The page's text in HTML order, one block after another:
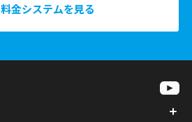
料金システムを見る